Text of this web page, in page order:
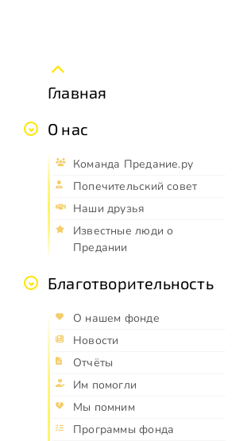
Главная
О нас
Команда Предание.ру
Попечительский совет
Наши друзья
Известные люди о
Предании
Благотворительность
О нашем фонде
Новости
Отчёты
Им помогли
Мы помним
Программы фонда